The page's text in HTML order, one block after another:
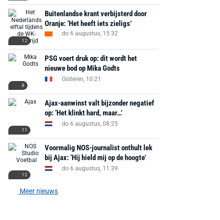
12
Buitenlandse krant verbijsterd door
Oranje: ‘Het heeft iets zieligs’
do 6 augustus, 15:32
8
PSG voert druk op: dit wordt het
nieuwe bod op Mika Godts
Gisteren, 10:21
11
Ajax-aanwinst valt bijzonder negatief
op: ‘Het klinkt hard, maar…’
do 6 augustus, 08:25
12
Voormalig NOS-journalist onthult lek
bij Ajax: ‘Hij hield mij op de hoogte'
do 6 augustus, 11:39
Meer nieuws